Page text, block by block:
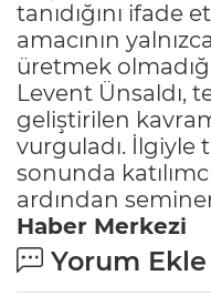
tanıdığını ifade
amacının
üretmek
Levent Ünsaldı,
geliştirilen
vurguladı. İlgiyle
sonunda
ardından
Haber Merkezi
Yorum Ekle